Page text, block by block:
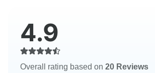
4.9
Overall rating based on 20 Reviews